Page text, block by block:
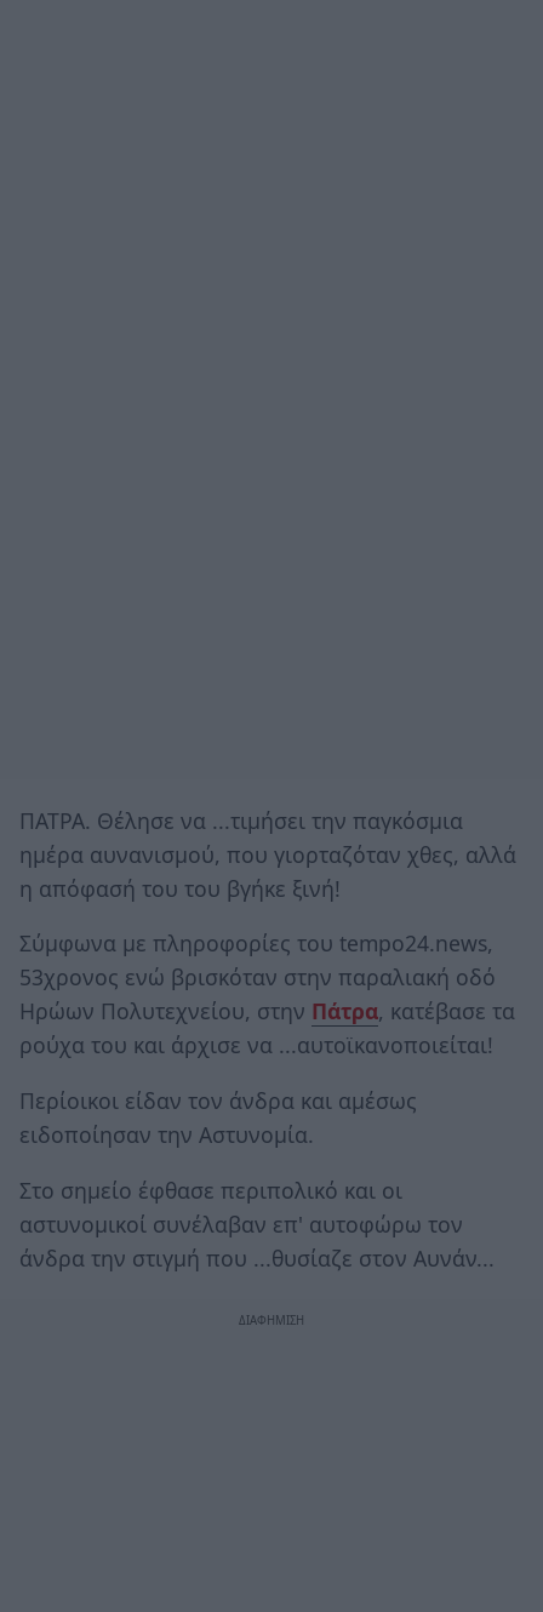
ΠΑΤΡΑ. Θέλησε να ...τιμήσει την παγκόσμια
ημέρα αυνανισμού, που γιορταζόταν χθες, αλλά
η απόφασή του του βγήκε ξινή!
Σύμφωνα με πληροφορίες του tempo24.news,
53χρονος ενώ βρισκόταν στην παραλιακή οδό
Ηρώων Πολυτεχνείου, στην Πάτρα, κατέβασε τα
ρούχα του και άρχισε να ...αυτοϊκανοποιείται!
Περίοικοι είδαν τον άνδρα και αμέσως
ειδοποίησαν την Αστυνομία.
Στο σημείο έφθασε περιπολικό και οι
αστυνομικοί συνέλαβαν επ' αυτοφώρω τον
άνδρα την στιγμή που ...θυσίαζε στον Αυνάν...